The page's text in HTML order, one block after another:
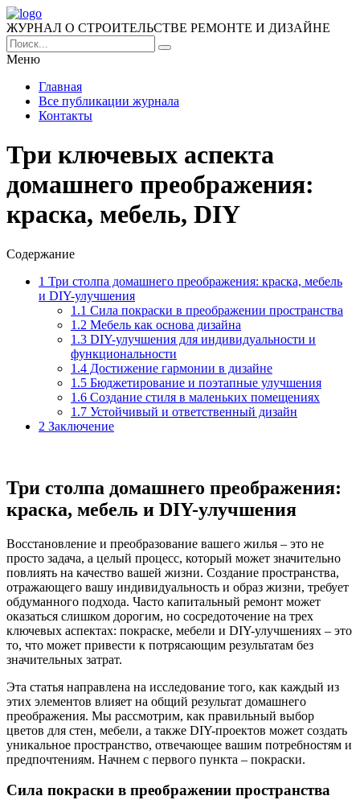
ЖУРНАЛ О СТРОИТЕЛЬСТВЕ РЕМОНТЕ И ДИЗАЙНЕ
Меню
Главная
Все публикации журнала
Контакты
Три ключевых аспекта
домашнего преображения:
краска, мебель, DIY
Содержание
1 Три столпа домашнего преображения: краска, мебель
и DIY-улучшения
1.1 Сила покраски в преображении пространства
1.2 Мебель как основа дизайна
1.3 DIY-улучшения для индивидуальности и
функциональности
1.4 Достижение гармонии в дизайне
1.5 Бюджетирование и поэтапные улучшения
1.6 Создание стиля в маленьких помещениях
1.7 Устойчивый и ответственный дизайн
2 Заключение
Три столпа домашнего преображения:
краска, мебель и DIY-улучшения
Восстановление и преобразование вашего жилья – это не
просто задача, а целый процесс, который может значительно
повлиять на качество вашей жизни. Создание пространства,
отражающего вашу индивидуальность и образ жизни, требует
обдуманного подхода. Часто капитальный ремонт может
оказаться слишком дорогим, но сосредоточение на трех
ключевых аспектах: покраске, мебели и DIY-улучшениях – это
то, что может привести к потрясающим результатам без
значительных затрат.
Эта статья направлена на исследование того, как каждый из
этих элементов влияет на общий результат домашнего
преображения. Мы рассмотрим, как правильный выбор
цветов для стен, мебели, а также DIY-проектов может создать
уникальное пространство, отвечающее вашим потребностям и
предпочтениям. Начнем с первого пункта – покраски.
Сила покраски в преображении пространства